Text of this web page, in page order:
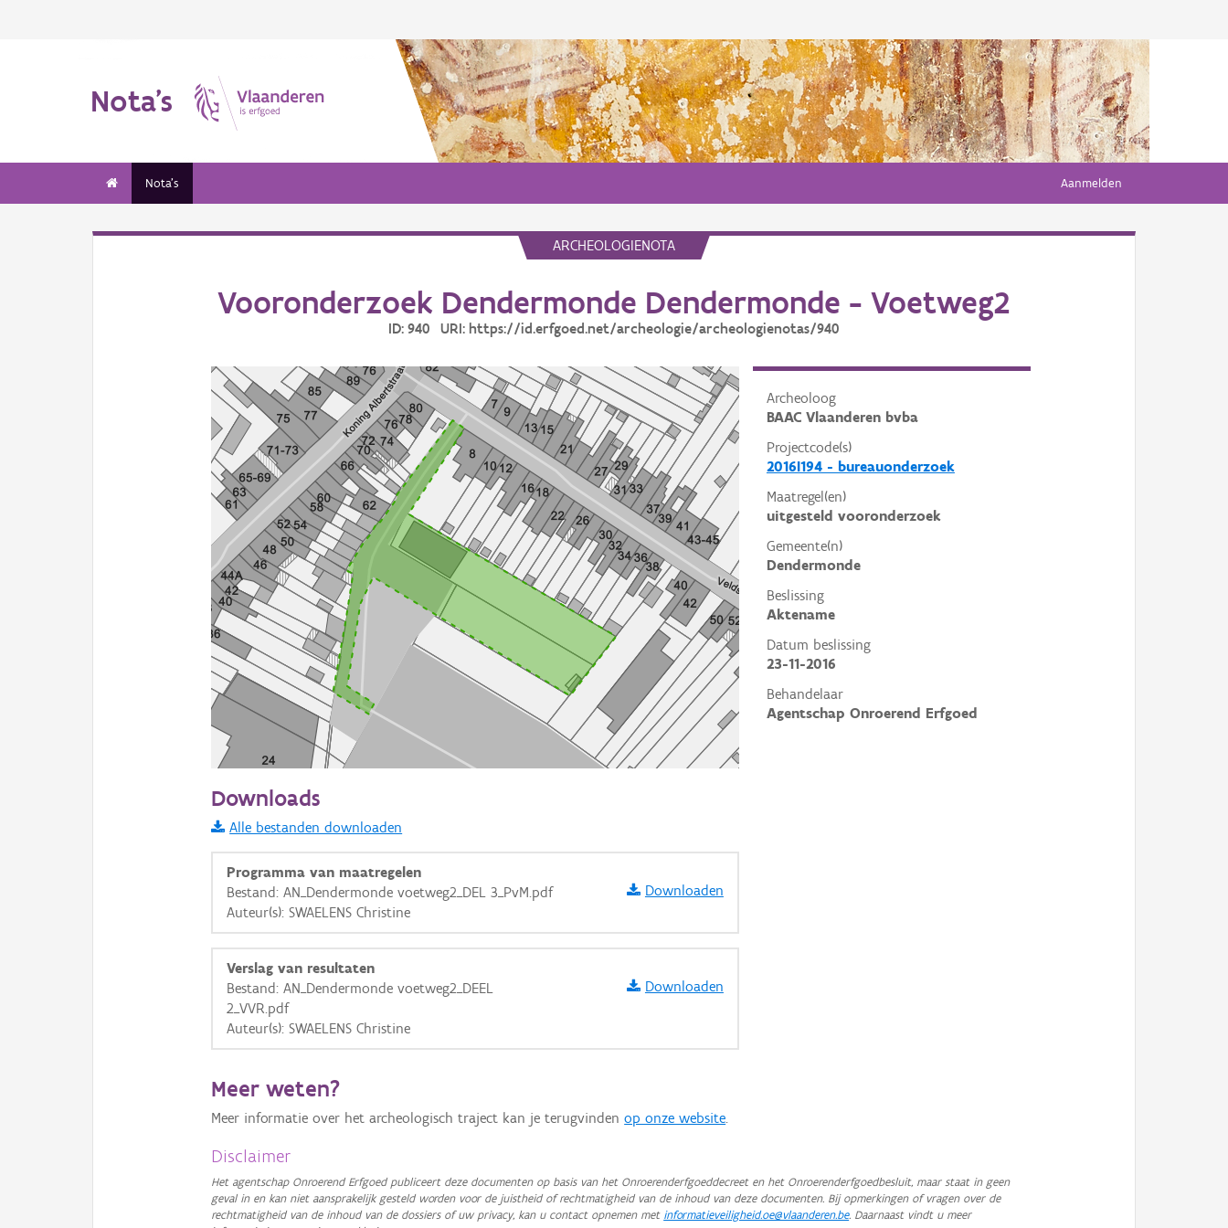
Nota's
Nota's Aanmelden
ARCHEOLOGIENOTA
Vooronderzoek Dendermonde Dendermonde - Voetweg2
ID: 940 URI: https://id.erfgoed.net/archeologie/archeologienotas/940
Archeoloog
BAAC Vlaanderen bvba
Projectcode(s)
2016I194 - bureauonderzoek
Maatregel(en)
uitgesteld vooronderzoek
Gemeente(n)
Dendermonde
Beslissing
Aktename
Datum beslissing
23-11-2016
Behandelaar
Agentschap Onroerend Erfgoed
Informatie Vlaanderen
i
+ −
Basis Lagen
OSM-Basiskaart
Ortho
GRB-Basiskaart
GRB-Basiskaart in grijswaarden
Downloads
Alle bestanden downloaden
Programma van maatregelen
Bestand: AN_Dendermonde voetweg2_DEL 3_PvM.pdf
Auteur(s): SWAELENS Christine
Downloaden
Verslag van resultaten
Bestand: AN_Dendermonde voetweg2_DEEL
2_VVR.pdf
Auteur(s): SWAELENS Christine
Downloaden
Meer weten?
Meer informatie over het archeologisch traject kan je terugvindenop onze website.
Disclaimer
Het agentschap Onroerend Erfgoed publiceert deze documenten op basis van het Onroerenderfgoeddecreet en het Onroerenderfgoedbesluit, maar staat in geen
geval in en kan niet aansprakelijk gesteld worden voor de juistheid of rechtmatigheid van de inhoud van deze documenten. Bij opmerkingen of vragen over de
rechtmatigheid van de inhoud van de dossiers of uw privacy, kan u contact opnemen met informatieveiligheid.oe@vlaanderen.be. Daarnaast vindt u meer